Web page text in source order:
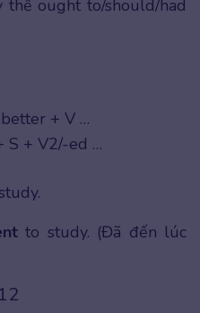
thế ought to/should/had
+ V …
S + V2/-ed …
to study. (Đã đến lúc